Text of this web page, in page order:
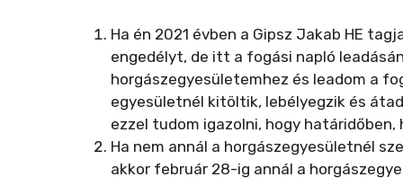
Ha én 2021 évben a Gipsz Jakab HE
engedélyt, de itt a fogási napló
horgászegyesületemhez és leadom a
egyesületnél kitöltik, lebélyegzik és
ezzel tudom igazolni, hogy
Ha nem annál a horgászegyesületnél
akkor február 28-ig annál a